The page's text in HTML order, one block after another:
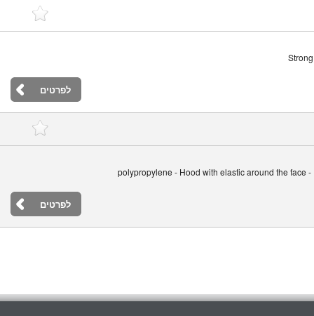
לפרטים
100% polypropylene - Hood with elastic around the
לפרטים